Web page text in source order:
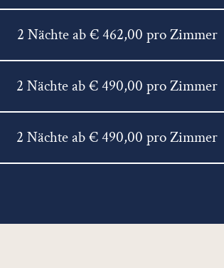
2 Nächte ab € 462,00 pro Zimmer
2 Nächte ab € 490,00 pro Zimmer
2 Nächte ab € 490,00 pro Zimmer